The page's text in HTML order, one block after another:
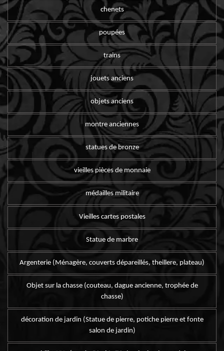
chenets
poupées
trains
jouets anciens
objets anciens
montre anciennes
statues de bronze
vieilles pièces de monnaie
médailles militaire
Vieilles cartes postales
Statue de marbre
Argenterie (Ménagère, couverts dépareillés, theillere, plateau)
Objet sur la chasse (couteau, dague ancienne, trophée de
chasse)
décoration de jardin (Statue de pierre, potiche pierre et fonte
salon de jardin)